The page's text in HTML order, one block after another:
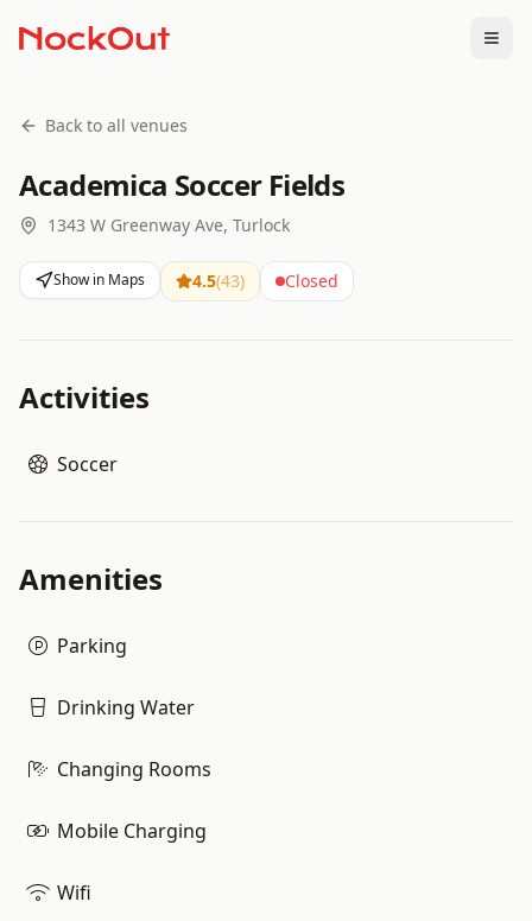
Back to all venues
Academica Soccer Fields
1343 W Greenway Ave, Turlock
Show in Maps 4.5(43) Closed
Activities
Soccer
Amenities
Parking
Drinking Water
Changing Rooms
Mobile Charging
Wifi